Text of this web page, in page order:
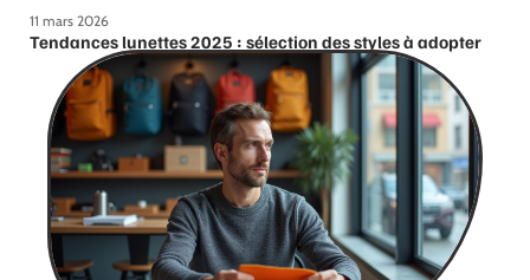
11 mars 2026
Tendances lunettes 2025 : sélection des styles à adopter